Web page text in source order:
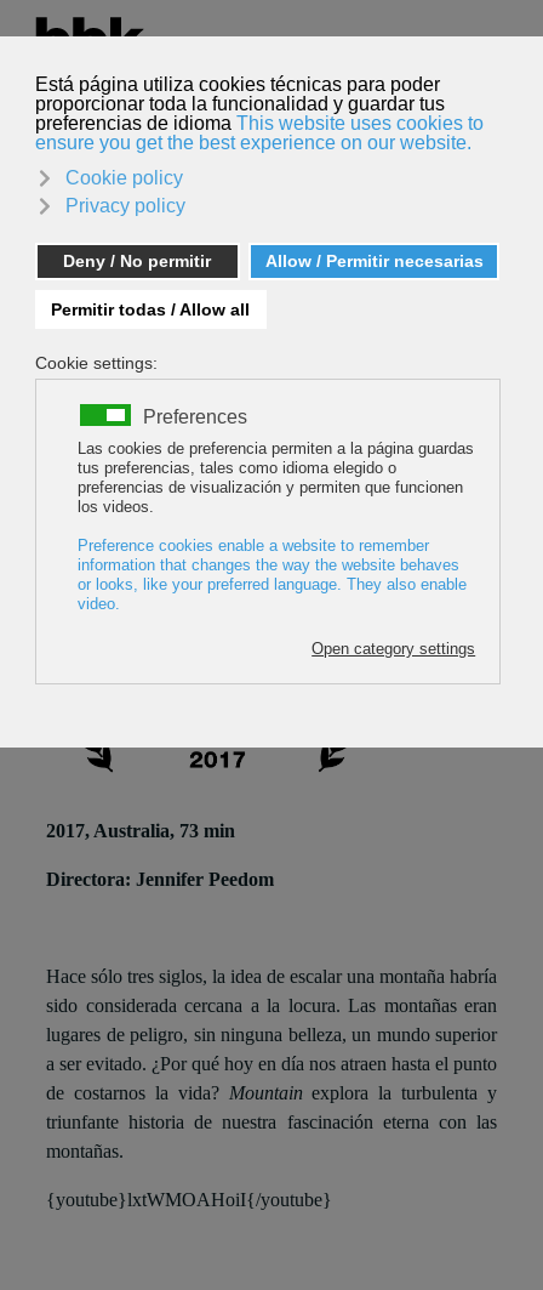
Seleccione su idioma
Español
Buscar
MOUNTAIN
2017, Australia, 73 min
Directora: Jennifer Peedom
Hace sólo tres siglos, la idea de escalar una montaña habría
sido considerada cercana a la locura. Las montañas eran
lugares de peligro, sin ninguna belleza, un mundo superior
a ser evitado. ¿Por qué hoy en día nos atraen hasta el punto
de costarnos la vida? Mountain explora la turbulenta y
triunfante historia de nuestra fascinación eterna con las
montañas.
{youtube}lxtWMOAHoiI{/youtube}